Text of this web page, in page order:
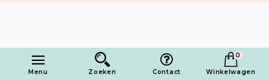
Menu Zoeken Contact
0
Winkelwagen
Toevoegen in winkelwagen